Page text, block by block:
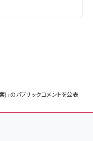
のパブリックコメントを公表